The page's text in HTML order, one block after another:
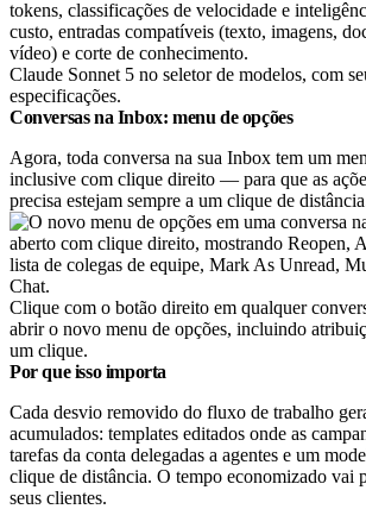
Claude Sonnet 5 no seletor de modelos, com
especificações.
Conversas na Inbox: menu de opções
Agora, toda conversa na sua Inbox tem um
inclusive com clique direito — para que as
precisa estejam sempre a um clique de
Clique com o botão direito em qualquer
abrir o novo menu de opções, incluindo
um clique.
Por que isso importa
Cada desvio removido do fluxo de trabalho
acumulados: templates editados onde as
tarefas da conta delegadas a agentes e um
clique de distância. O tempo economizado vai
seus clientes.